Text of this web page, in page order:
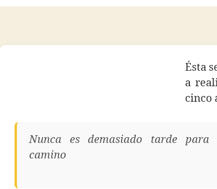
Ésta
a
cinco
Nunca es demasiado tarde para
camino